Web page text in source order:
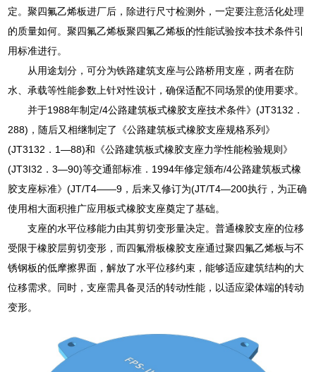
定。聚四氟乙烯板进厂后，除进行尺寸检测外，一定要注意活化处理
的质量如何。聚四氟乙烯板聚四氟乙烯板的性能试验按本技术条件引
用标准进行。
从用途划分，可分为铁路建筑支座与公路桥用支座，两者在防
水、承载等性能参数上针对性设计，确保适配不同场景的使用要求。
并于1988年制定/4公路建筑板式橡胶支座技术条件》(JT3132．
288)，随后又相继制定了《公路建筑板式橡胶支座规格系列》
(JT3132．1—88)和《公路建筑板式橡胶支座力学性能检验规则》
(JT3I32．3—90)等交通部标准．1994年修定颁布/4公路建筑板式橡
胶支座标准》(JT/T4——9，后来又修订为(JT/T4—200执行，为正确
使用相大面积推广应用板式橡胶支座奠定了基础。
支座的水平位移能力由其剪切变形量决定。普通橡胶支座的位移
受限于橡胶层剪切变形，而四氟滑板橡胶支座通过聚四氟乙烯板与不
锈钢板的低摩擦界面，解放了水平位移约束，能够适应建筑结构的大
位移需求。同时，支座需具备灵活的转动性能，以适应梁体端的转动
变形。